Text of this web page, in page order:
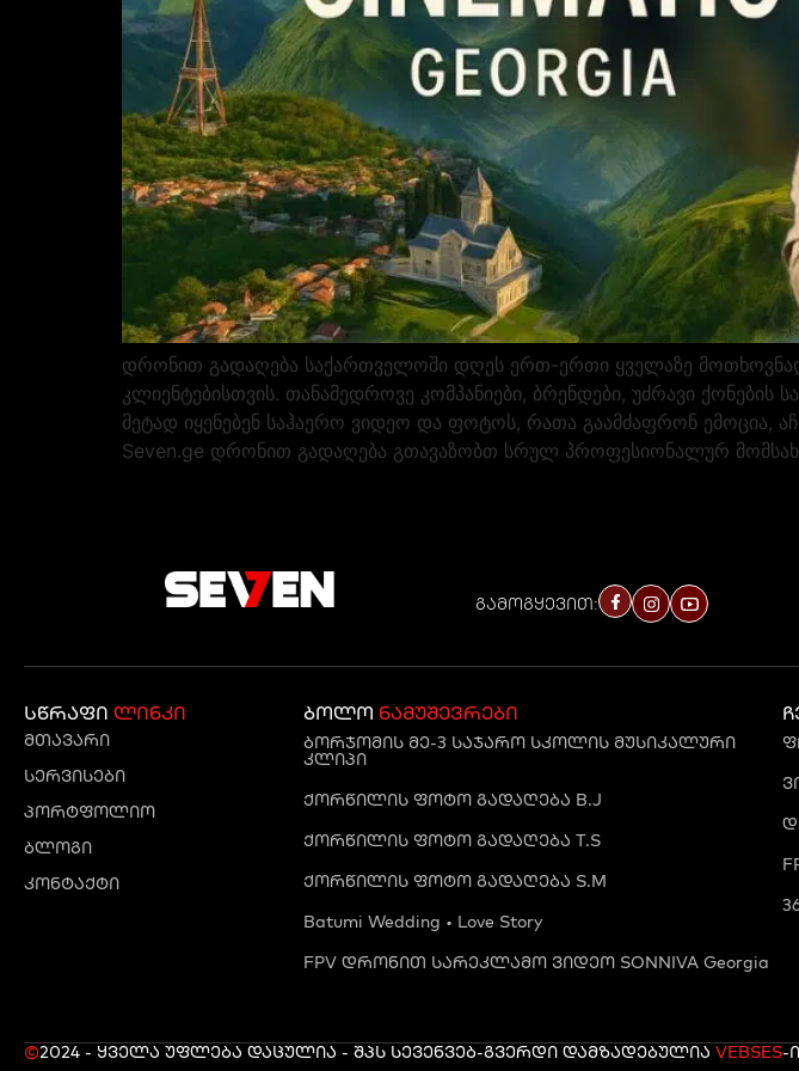
დრონით გადაღება საქართველოში დღეს ერთ-ერთი ყველაზე
კლიენტებისთვის. თანამედროვე კომპანიები, ბრენდები, უძრავი
მეტად იყენებენ საჰაერო ვიდეო და ფოტოს, რათა გაამძაფრონ ემოცია,
Seven.ge დრონით გადაღება გთავაზობთ სრულ პროფესიონალურ
გამოგყევით:
სწრაფი ლინკი
მთავარი
სერვისები
პორტფოლიო
ბლოგი
კონტაქტი
ბოლო ნამუშევრები
ბორჯომის მე-3 საჯარო სკოლის მუსიკალური
კლიპი
ქორწილის ფოტო გადაღება B.J
ქორწილის ფოტო გადაღება T.S
ქორწილის ფოტო გადაღება S.M
Batumi Wedding • Love Story
FPV დრონით სარეკლამო ვიდეო SONNIVA Georgia
©2024 - ყველა უფლება დაცულია - შპს სევენვებ-გვერდი დამზადებულია VEBSES-